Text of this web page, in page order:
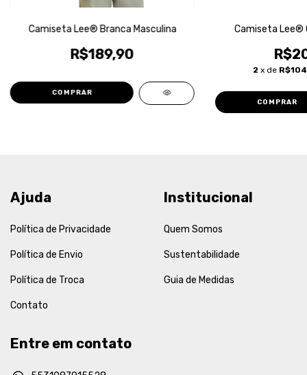
Camiseta Lee® Branca Masculina
R$189,90
COMPRAR
Camiseta Lee®
2 x de
COMPRAR
Ajuda
Política de Privacidade
Política de Envio
Política de Troca
Contato
Institucional
Quem Somos
Sustentabilidade
Guia de Medidas
Entre em contato